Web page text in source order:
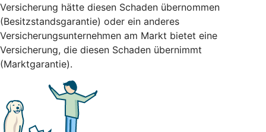
Versicherung hätte diesen Schaden übernommen
(Besitzstandsgarantie) oder ein anderes
Versicherungsunternehmen am Markt bietet eine
Versicherung, die diesen Schaden übernimmt
(Marktgarantie).